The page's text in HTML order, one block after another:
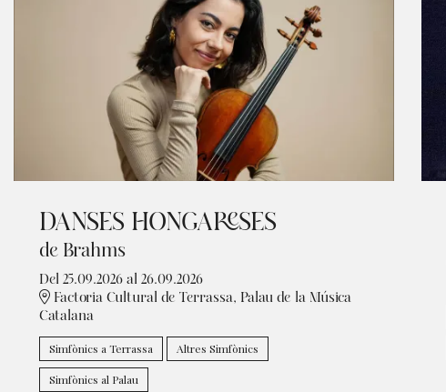
DANSES HONGARESES
de Brahms
Del 25.09.2026 al 26.09.2026
Factoria Cultural de Terrassa, Palau de la Música
Catalana
Simfònics a Terrassa Altres Simfònics
Simfònics al Palau